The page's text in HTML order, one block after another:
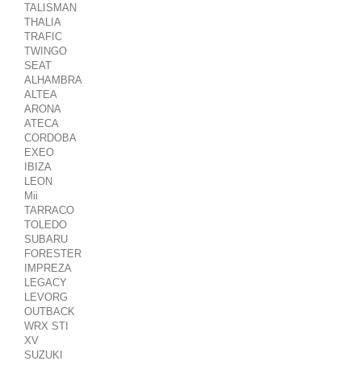
TALISMAN
THALIA
TRAFIC
TWINGO
SEAT
ALHAMBRA
ALTEA
ARONA
ATECA
CORDOBA
EXEO
IBIZA
LEON
Mii
TARRACO
TOLEDO
SUBARU
FORESTER
IMPREZA
LEGACY
LEVORG
OUTBACK
WRX STI
XV
SUZUKI